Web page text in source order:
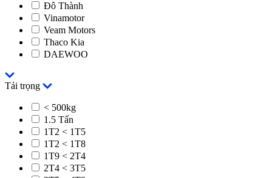
Đô Thành
Vinamotor
Veam Motors
Thaco Kia
DAEWOO
Tải trọng
< 500kg
1.5 Tấn
1T2 < 1T5
1T2 < 1T8
1T9 < 2T4
2T4 < 3T5